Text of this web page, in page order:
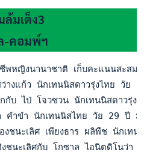
มเต็ง3
-คอมพ์ฯ
พหญิงนานาชาติ เก็บคะแนนสะสม
แก้ว นักเทนนิสดาวรุ่งไทย วัย
บ ไป่ โจวซวน นักเทนนิสดาวรุ่ง
ำขำ นักเทนนิสไทย วัย 29 ปี มื
ชนะเลิศ เพียงธาร ผลิพืช นักเท
ชนะเลิศกับ โกซาล ไอนิตดิโนว่